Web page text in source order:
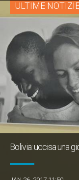
ULTIME
Bolivia: uccisa una